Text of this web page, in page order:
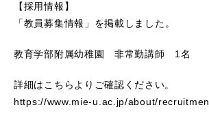
【採用情報】
「教員募集情報 」を掲載しました。
教育学部附属幼稚園 非常勤講師 1名
詳細はこちらよりご確認ください。
https://www.mie-u.ac.jp/about/